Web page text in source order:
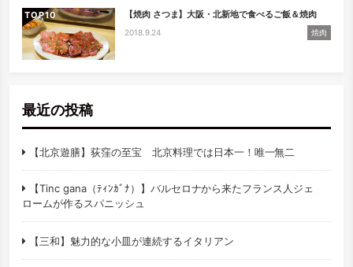
TOP 【焼肉 さつま】大阪・北新地で食べるご飯＆焼肉
2018.9.24 焼肉
最近の投稿
【北京遊膳】荻窪の至宝 北京料理では日本一！唯一無二
【Tinc gana（ﾃｨﾝｶﾞﾅ）】バルセロナから来たフランス人ジェ
ロームが作るスパニッシュ
【三和】魅力的な小皿が連続するイタリアン